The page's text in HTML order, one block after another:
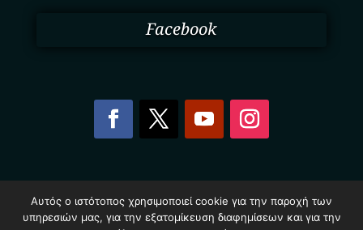
Facebook
Επιχειρήσεων Ελλάδας – Greekonline.gr. All Rights
Reserved.
Αυτός ο ιστότοπος χρησιμοποιεί cookie για την παροχή των
υπηρεσιών μας, για την εξατομίκευση διαφημίσεων και για την